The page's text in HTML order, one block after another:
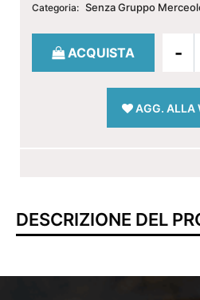
Categoria: Senza Gruppo
Quantità
ACQUISTA
AGG. ALLA
DESCRIZIONE DEL